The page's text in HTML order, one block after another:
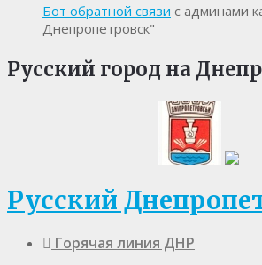
Бот обратной связи с админами
Днепропетровск"
Русский город на
Русский
Горячая линия ДНР